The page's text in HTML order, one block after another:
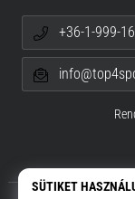
+36-1-999-